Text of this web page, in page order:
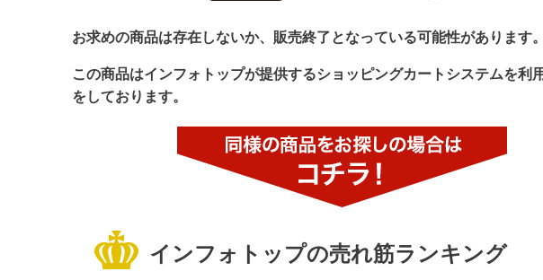
お求めの商品は存在しないか、販売終了となっている可能性があります。
この商品はインフォトップが提供するショッピングカートシステムを利
をしております。
インフォトップの売れ筋ランキング